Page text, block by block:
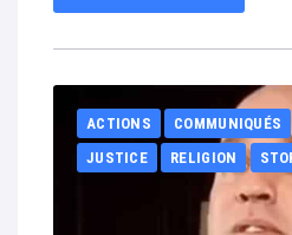
ACTIONS COMMUNIQUÉS
JUSTICE
RELIGION